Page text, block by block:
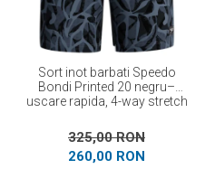
Sort inot barbati Speedo
Bondi Printed 20 negru–
uscare rapida, 4-way stretch
325,00 RON
260,00 RON